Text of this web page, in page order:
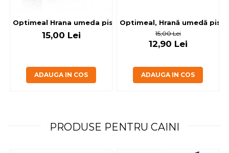
Optimeal Hrana umeda pisici
15,00 Lei
ADAUGA IN COS
Optimeal, Hrană umedă
15,00 Lei
12,90 Lei
ADAUGA IN COS
PRODUSE PENTRU CAINI